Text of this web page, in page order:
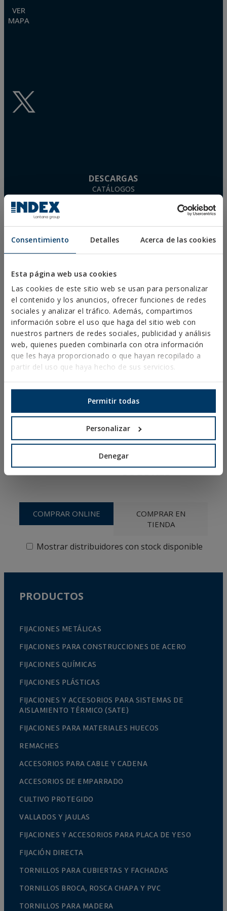
Consentimiento Detalles Acerca de las cookies
Esta página web usa cookies
Las cookies de este sitio web se usan para personalizar
el contenido y los anuncios, ofrecer funciones de redes
sociales y analizar el tráfico. Además, compartimos
información sobre el uso que haga del sitio web con
nuestros partners de redes sociales, publicidad y análisis
web, quienes pueden combinarla con otra información
que les haya proporcionado o que hayan recopilado a
partir del uso que haya hecho de sus servicios.
Permitir todas
Personalizar
Denegar
VER
MAPA
DESCARGAS
CATÁLOGOS
SOFTWARE
DOCUMENTOS CAD
Aviso Legal
Política de Privacidad
Política de Cookies
Condiciones de Venta España
Canal Ético
BN-VE
BRIDAS DE
NYLON
COLORES
COMPRAR ONLINE
COMPRAR EN
TIENDA
Mostrar distribuidores con stock disponible
PRODUCTOS
FIJACIONES METÁLICAS
FIJACIONES PARA CONSTRUCCIONES DE ACERO
FIJACIONES QUÍMICAS
FIJACIONES PLÁSTICAS
FIJACIONES Y ACCESORIOS PARA SISTEMAS DE
AISLAMIENTO TÉRMICO (SATE)
FIJACIONES PARA MATERIALES HUECOS
REMACHES
ACCESORIOS PARA CABLE Y CADENA
ACCESORIOS DE EMPARRADO
CULTIVO PROTEGIDO
VALLADOS Y JAULAS
FIJACIONES Y ACCESORIOS PARA PLACA DE YESO
FIJACIÓN DIRECTA
TORNILLOS PARA CUBIERTAS Y FACHADAS
TORNILLOS BROCA, ROSCA CHAPA Y PVC
TORNILLOS PARA MADERA